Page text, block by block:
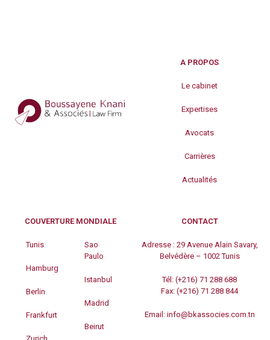
A PROPOS
Le cabinet
Expertises
Avocats
Carrières
Actualités
COUVERTURE MONDIALE
Tunis
Hamburg
Berlin
Frankfurt
Sao
Paulo
Istanbul
Madrid
Beirut
CONTACT
Adresse : 29 Avenue Alain Savary,
Belvédère – 1002 Tunis
Tél: (+216) 71 288 688
Fax: (+216) 71 288 844
Email: info@bkassocies.com.tn